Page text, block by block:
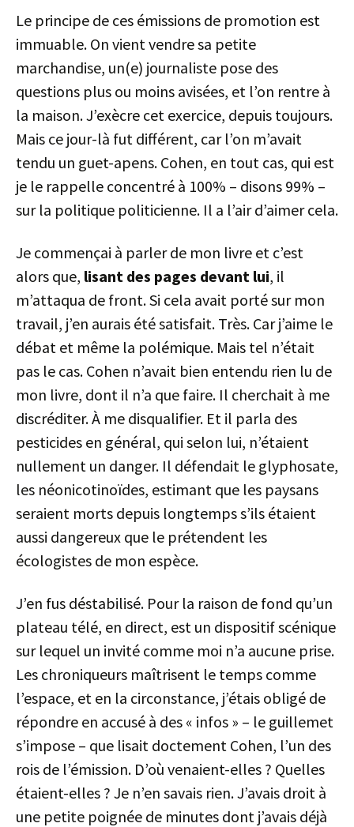
Le principe de ces émissions de promotion est
immuable. On vient vendre sa petite
marchandise, un(e) journaliste pose des
questions plus ou moins avisées, et l’on rentre à
la maison. J’exècre cet exercice, depuis toujours.
Mais ce jour-là fut différent, car l’on m’avait
tendu un guet-apens. Cohen, en tout cas, qui est
je le rappelle concentré à 100% – disons 99% –
sur la politique politicienne. Il a l’air d’aimer cela.
Je commençai à parler de mon livre et c’est
alors que, lisant des pages devant lui, il
m’attaqua de front. Si cela avait porté sur mon
travail, j’en aurais été satisfait. Très. Car j’aime le
débat et même la polémique. Mais tel n’était
pas le cas. Cohen n’avait bien entendu rien lu de
mon livre, dont il n’a que faire. Il cherchait à me
discréditer. À me disqualifier. Et il parla des
pesticides en général, qui selon lui, n’étaient
nullement un danger. Il défendait le glyphosate,
les néonicotinoïdes, estimant que les paysans
seraient morts depuis longtemps s’ils étaient
aussi dangereux que le prétendent les
écologistes de mon espèce.
J’en fus déstabilisé. Pour la raison de fond qu’un
plateau télé, en direct, est un dispositif scénique
sur lequel un invité comme moi n’a aucune prise.
Les chroniqueurs maîtrisent le temps comme
l’espace, et en la circonstance, j’étais obligé de
répondre en accusé à des « infos » – le guillemet
s’impose – que lisait doctement Cohen, l’un des
rois de l’émission. D’où venaient-elles ? Quelles
étaient-elles ? Je n’en savais rien. J’avais droit à
une petite poignée de minutes dont j’avais déjà